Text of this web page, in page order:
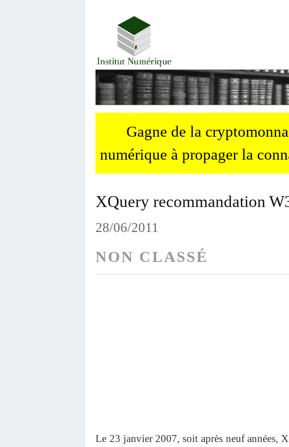
Gagne de la
numérique à propager la
XQuery recommandation
28/06/2011
NON CLASSÉ
Le 23 janvier 2007, soit après neuf années,